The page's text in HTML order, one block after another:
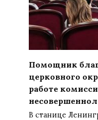
Помощник
церковного
работе
В станице